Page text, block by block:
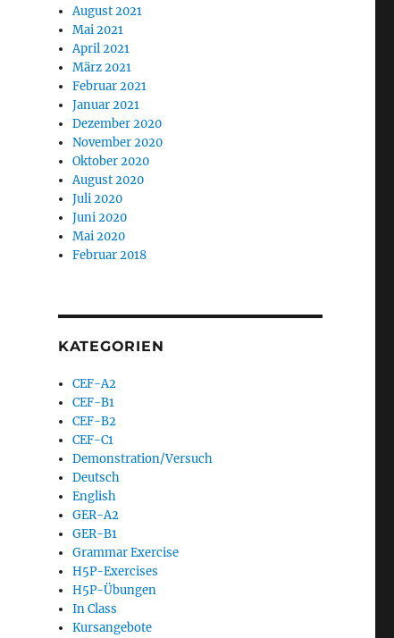
August 2021
Mai 2021
April 2021
März 2021
Februar 2021
Januar 2021
Dezember 2020
November 2020
Oktober 2020
August 2020
Juli 2020
Juni 2020
Mai 2020
Februar 2018
KATEGORIEN
CEF-A2
CEF-B1
CEF-B2
CEF-C1
Demonstration/Versuch
Deutsch
English
GER-A2
GER-B1
Grammar Exercise
H5P-Exercises
H5P-Übungen
In Class
Kursangebote